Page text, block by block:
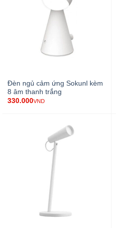
Đèn ngủ cảm ứng Sokunl kèm
8 âm thanh trắng
330.000VND